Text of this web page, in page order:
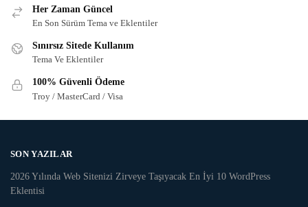
Her Zaman Güncel
En Son Sürüm Tema ve Eklentiler
Sınırsız Sitede Kullanım
Tema Ve Eklentiler
100% Güvenli Ödeme
Troy / MasterCard / Visa
SON YAZILAR
2026 Yılında Web Sitenizi Zirveye Taşıyacak En İyi 10 WordPress
Eklentisi